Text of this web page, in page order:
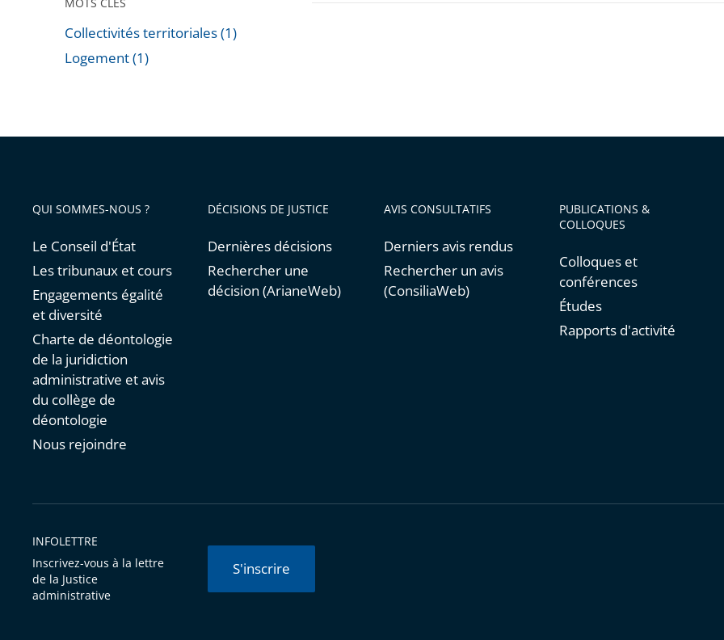
MOTS CLÉS
Collectivités territoriales (1)
Logement (1)
QUI SOMMES-NOUS ?
Le Conseil d'État
Les tribunaux et cours
Engagements égalité
et diversité
Charte de déontologie
de la juridiction
administrative et avis
du collège de
déontologie
Nous rejoindre
DÉCISIONS DE JUSTICE
Dernières décisions
Rechercher une
décision (ArianeWeb)
AVIS CONSULTATIFS
Derniers avis rendus
Rechercher un avis
(ConsiliaWeb)
PUBLICATIONS &
COLLOQUES
Colloques et
conférences
Études
Rapports d'activité
INFOLETTRE
Inscrivez-vous à la lettre
de la Justice
administrative
S'inscrire